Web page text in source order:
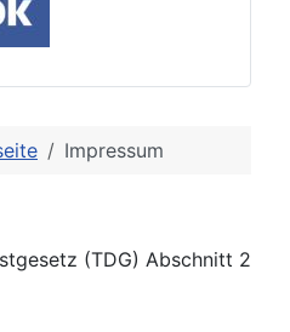
Impressum
(TDG) Abschnitt 2